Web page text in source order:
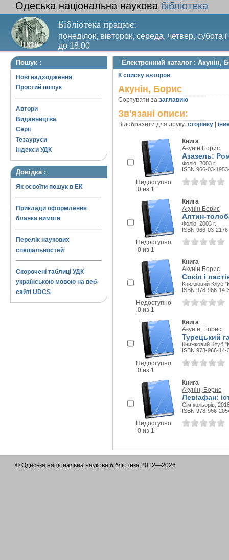
Одеська національна наукова бібліотека
Бібліотека працює:
понеділок, вівторок, середа, четвер, субота
до 18.00
Вихідний день – п’ятниця. Останній четвер
Пошук :
Нові надходження
Простий пошук
Автори
Видавництва
Серії
Тезауруси
Індекси УДК
Довідка :
Як освоїти пошук в ЕК
Приклади оформлення
бланка вимоги
Перелік наукових
спеціальностей
Скорочені таблиці УДК
українською мовою на веб-
сайті UDCS
Електронний каталог : Акунін,
К списку авторов
Акунін, Борис
Сортувати за:заглавию
Зв'язані описи:
Відобразити для друку: сторінку
Недоступно
0 из 1
Книга
Акунін Борис
Азазель:
Фоліо, 2003 г.
ISBN 966-03-
Недоступно
0 из 1
Книга
Акунін Борис
Алтин-
Фоліо, 2003 г.
ISBN 966-03-
Недоступно
0 из 1
Книга
Акунін Борис
Сокіл і
Книжковий Клуб
ISBN 978-966-14-
Недоступно
0 из 1
Книга
Акунін, Борис
Турецький
Книжковий Клуб
ISBN 978-966-14-
Недоступно
0 из 1
Книга
Акунін, Борис
Левіафан:
Сім кольорів,
ISBN 978-966-
© Одеська національна наукова бібліотека 2012—2026